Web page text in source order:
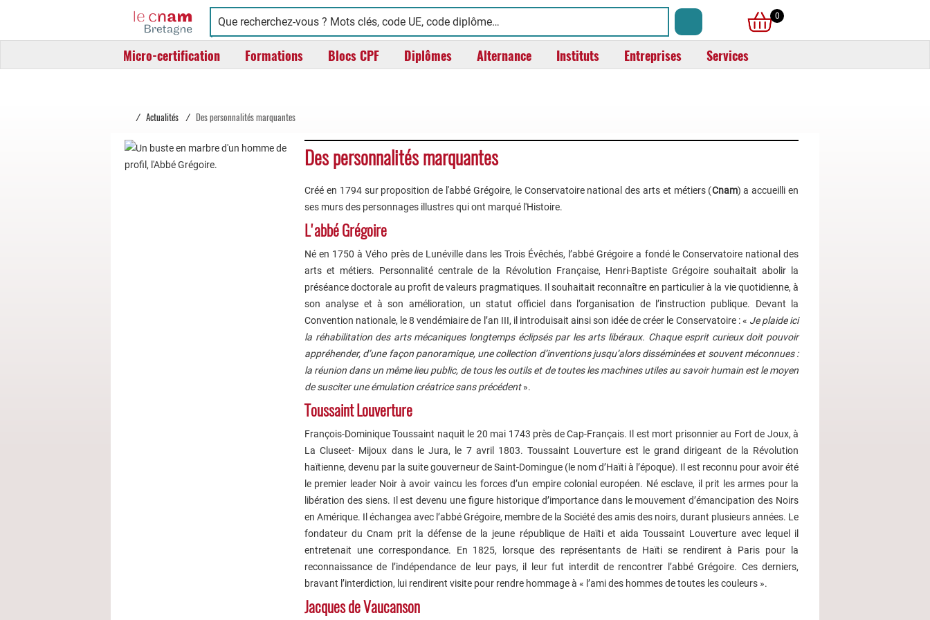
Cnam
Bretagne
Conservatoire
national
des
arts
0
Micro-certification Formations Blocs CPF Diplômes Alternance Instituts Entreprises Services
/ Actualités / Des personnalités marquantes
Des personnalités marquantes
Créé en 1794 sur proposition de l'abbé Grégoire, le Conservatoire national des arts et métiers (Cnam) a accueilli en
ses murs des personnages illustres qui ont marqué l'Histoire.
L'abbé Grégoire
Né en 1750 à Vého près de Lunéville dans les Trois Évêchés, l’abbé Grégoire a fondé le Conservatoire national des
arts et métiers. Personnalité centrale de la Révolution Française, Henri-Baptiste Grégoire souhaitait abolir la
préséance doctorale au profit de valeurs pragmatiques. Il souhaitait reconnaître en particulier à la vie quotidienne, à
son analyse et à son amélioration, un statut officiel dans l’organisation de l’instruction publique. Devant la
Convention nationale, le 8 vendémiaire de l’an III, il introduisait ainsi son idée de créer le Conservatoire : « Je plaide ici
la réhabilitation des arts mécaniques longtemps éclipsés par les arts libéraux. Chaque esprit curieux doit pouvoir
appréhender, d’une façon panoramique, une collection d’inventions jusqu’alors disséminées et souvent méconnues :
la réunion dans un même lieu public, de tous les outils et de toutes les machines utiles au savoir humain est le moyen
de susciter une émulation créatrice sans précédent».
Toussaint Louverture
François-Dominique Toussaint naquit le 20 mai 1743 près de Cap-Français. Il est mort prisonnier au Fort de Joux, à
La Cluseet- Mijoux dans le Jura, le 7 avril 1803. Toussaint Louverture est le grand dirigeant de la Révolution
haïtienne, devenu par la suite gouverneur de Saint-Domingue (le nom d’Haïti à l’époque). Il est reconnu pour avoir été
le premier leader Noir à avoir vaincu les forces d’un empire colonial européen. Né esclave, il prit les armes pour la
libération des siens. Il est devenu une figure historique d’importance dans le mouvement d’émancipation des Noirs
en Amérique. Il échangea avec l’abbé Grégoire, membre de la Société des amis des noirs, durant plusieurs années. Le
fondateur du Cnam prit la défense de la jeune république de Haïti et aida Toussaint Louverture avec lequel il
entretenait une correspondance. En 1825, lorsque des représentants de Haïti se rendirent à Paris pour la
reconnaissance de l’indépendance de leur pays, il leur fut interdit de rencontrer l’abbé Grégoire. Ces derniers,
bravant l’interdiction, lui rendirent visite pour rendre hommage à « l’ami des hommes de toutes les couleurs ».
Jacques de Vaucanson